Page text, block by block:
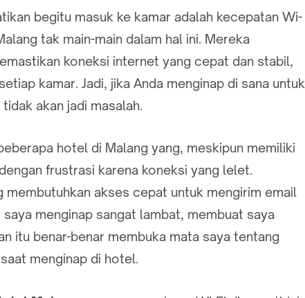
begitu masuk ke kamar adalah kecepatan Wi-
tak main-main dalam hal ini. Mereka
koneksi internet yang cepat dan stabil,
kamar. Jadi, jika Anda menginap di sana untuk
akan jadi masalah.
hotel di Malang yang, meskipun memiliki
frustrasi karena koneksi yang lelet.
membutuhkan akses cepat untuk mengirim email
menginap sangat lambat, membuat saya
itu benar-benar membuka mata saya tentang
menginap di hotel.